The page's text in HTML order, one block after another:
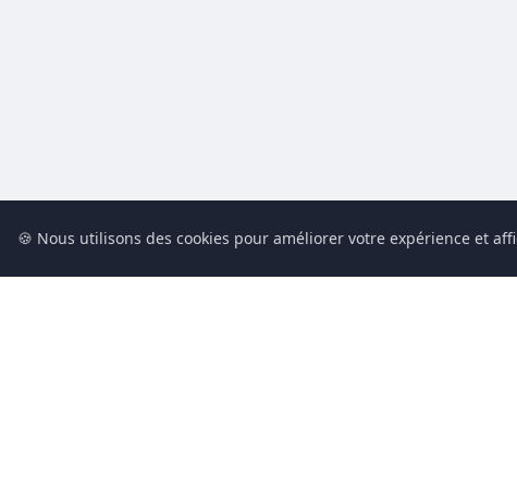
🍪 Nous utilisons des cookies pour améliorer votre expérience et